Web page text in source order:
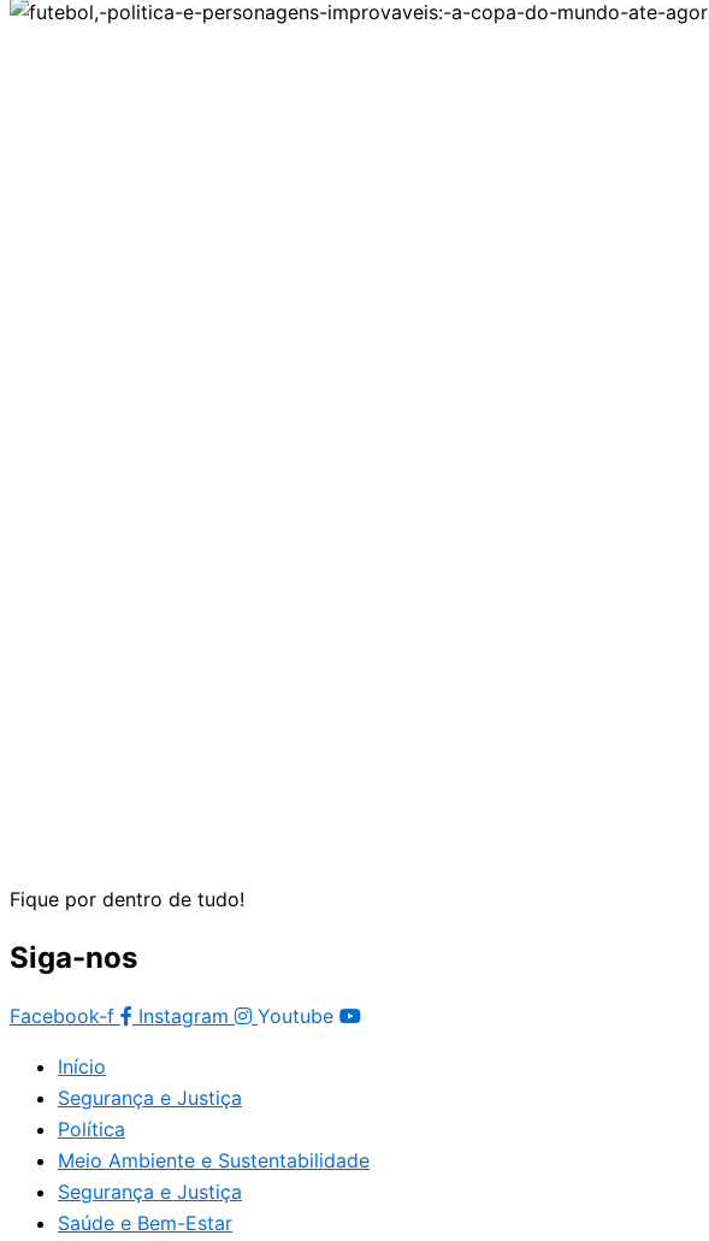
Fique por dentro de tudo!
Siga-nos
Facebook-f Instagram Youtube
Início
Segurança e Justiça
Política
Meio Ambiente e Sustentabilidade
Segurança e Justiça
Saúde e Bem-Estar